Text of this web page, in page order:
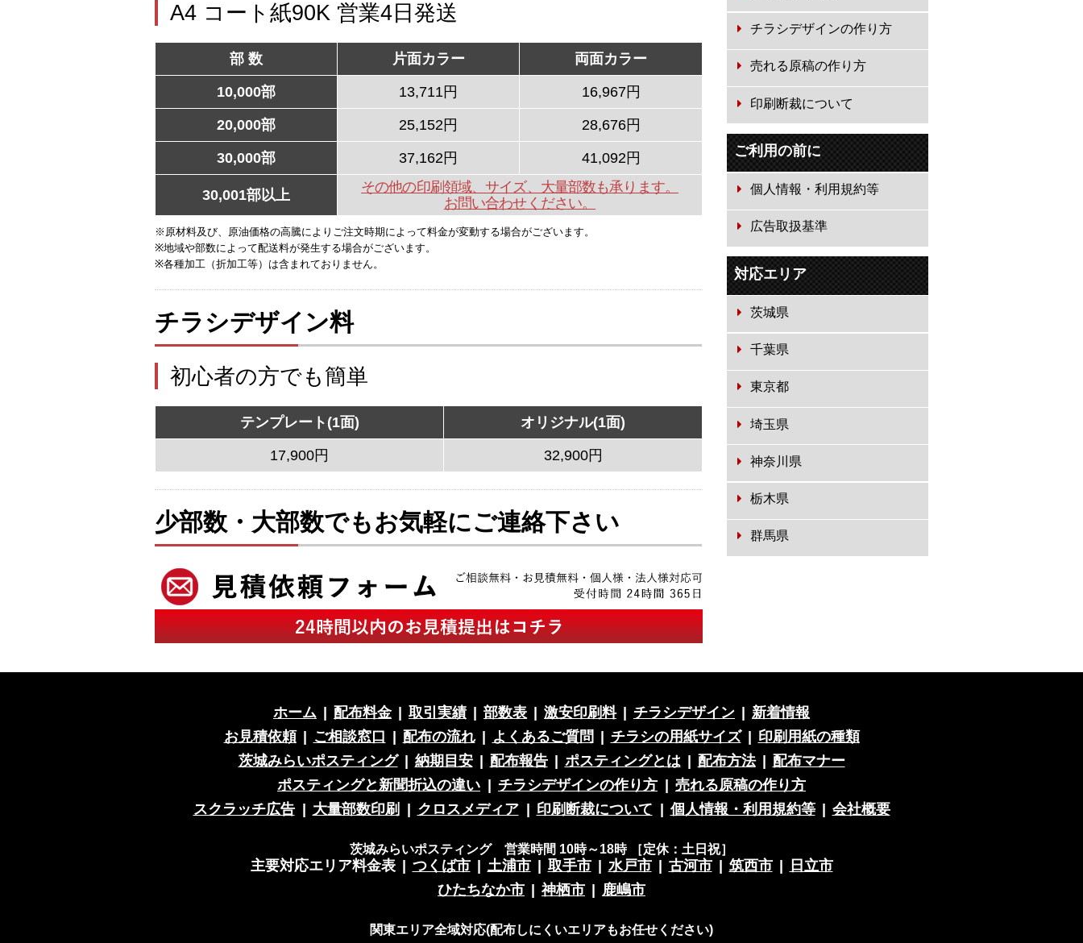
A4 コート紙90K 営業4日発送
部 数 片面カラー 両面カラー
10,000部 13,711円 16,967円
20,000部 25,152円 28,676円
30,000部 37,162円 41,092円
30,001部以上
その他の印刷領域、サイズ、大量部数も承ります。
お問い合わせください。
※原材料及び、原油価格の高騰によりご注文時期によって料金が変動する場合がございます。
※地域や部数によって配送料が発生する場合がございます。
※各種加工（折加工等）は含まれておりません。
チラシデザイン料
初心者の方でも簡単
テンプレート(1面) オリジナル(1面)
17,900円 32,900円
少部数・大部数でもお気軽にご連絡下さい
チラシデザインの作り方
売れる原稿の作り方
印刷断裁について
ご利用の前に
個人情報・利用規約等
広告取扱基準
対応エリア
茨城県
千葉県
東京都
埼玉県
神奈川県
栃木県
群馬県
ホーム 配布料金 取引実績 部数表 激安印刷料 チラシデザイン
新着情報
お見積依頼
ご相談窓口 配布の流れ よくあるご質問 チラシの用紙サイズ
印刷用紙の種類
茨城みらいポスティング
納期目安 配布報告 ポスティングとは 配布方法
配布マナー
ポスティングと新聞折込の違い
チラシデザインの作り方
売れる原稿の作り方
スクラッチ広告
大量部数印刷 クロスメディア 印刷断裁について 個人情報・利用規約等 会社概要
茨城みらいポスティング 営業時間 10時～18時 ［定休：土日祝］
主要対応エリア料金表 つくば市 土浦市 取手市 水戸市 古河市 筑西市
日立市
ひたちなか市
神栖市 鹿嶋市
関東エリア全域対応(配布しにくいエリアもお任せください)